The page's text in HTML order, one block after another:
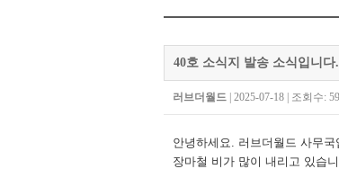
40호 소식지 발송 소식입니다.
러브더월드 | 2025-07-18 | 조회수:
안녕하세요. 러브더월드 사무국
장마철 비가 많이 내리고 있습